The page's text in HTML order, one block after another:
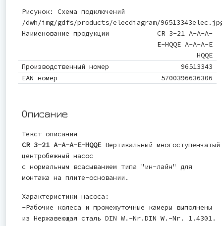
Рисунок: Схема подключений
/dwh/img/gdfs/products/elecdiagram/
Наименование продукции
CR 3-21 A-A-A-
E-HQQE A-A-A-E
HQQE
Производственный номер
96513343
EAN номер
5700396636306
Описание
Текст описания
CR 3-21 A-A-A-E-HQQEВертикальный многоступенчатый
центробежный насос
с нормальным всасыванием типа "ин-лайн" для
монтажа на плите-основании.
Характеристики насоса:
-Рабочие колеса и промежуточные камеры выполнены
из Нержавеющая сталь DIN W.-Nr.DIN W.-Nr. 1.4301.